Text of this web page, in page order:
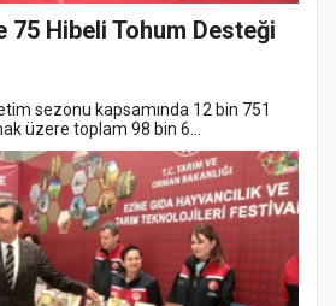
75 Hibeli Tohum Desteği
sezonu kapsamında 12 bin 751
üzere toplam 98 bin 6...